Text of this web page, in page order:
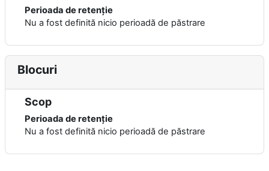
Perioada de retenție
Nu a fost definită nicio perioadă de păstrare
Blocuri
Scop
Perioada de retenție
Nu a fost definită nicio perioadă de păstrare